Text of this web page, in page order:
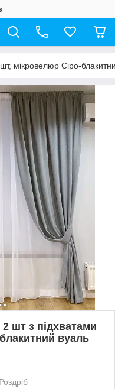
мікровелюр Сіро-
шт з підхватами
вуаль
Роздріб